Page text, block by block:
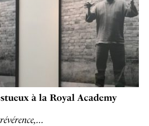
à la Royal Academy